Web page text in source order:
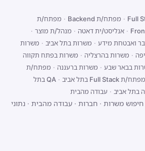
· מפתח/ת Backend · מפתח/ת
· אנליסט/ית דאטה · מנהל/ת מוצר ·
ואבטחת מידע · משרות בתל אביב · משרות
· משרות בהרצליה · משרות בפתח תקווה
בבאר שבע · משרות ברעננה · מפתח/ת
מפתח/ת Full Stack בתל אביב ·
QA בתל
בתל אביב · עבודה מהבית
חיפוש משרות · חברות · עבודה מהבית · נתוני